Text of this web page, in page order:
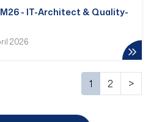
- IT-Architect & Quality-
2026
1 2 >